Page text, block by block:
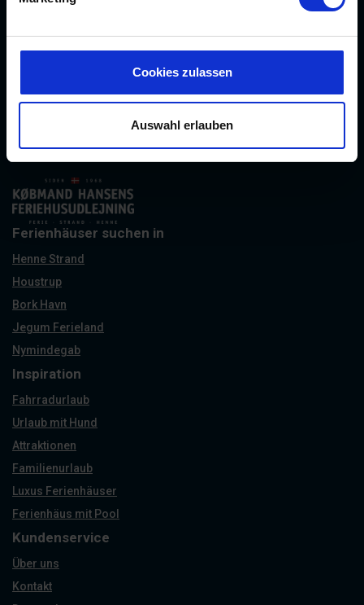
Cookies zulassen
Auswahl erlauben
Strandvejen 430
DK-6854 Henne Strand
info@kobmand-hansen.dk
Finde uns auf Facebook
Ferienhäuser suchen in
Henne Strand
Houstrup
Bork Havn
Jegum Ferieland
Nymindegab
Inspiration
Fahrradurlaub
Urlaub mit Hund
Attraktionen
Familienurlaub
Luxus Ferienhäuser
Ferienhäus mit Pool
Kundenservice
Über uns
Kontakt